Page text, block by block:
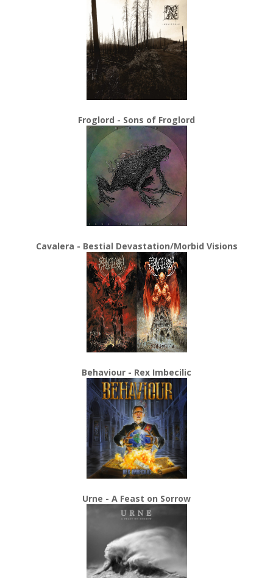
Froglord - Sons of Froglord
Cavalera - Bestial Devastation/Morbid Visions
Behaviour - Rex Imbecilic
Urne - A Feast on Sorrow